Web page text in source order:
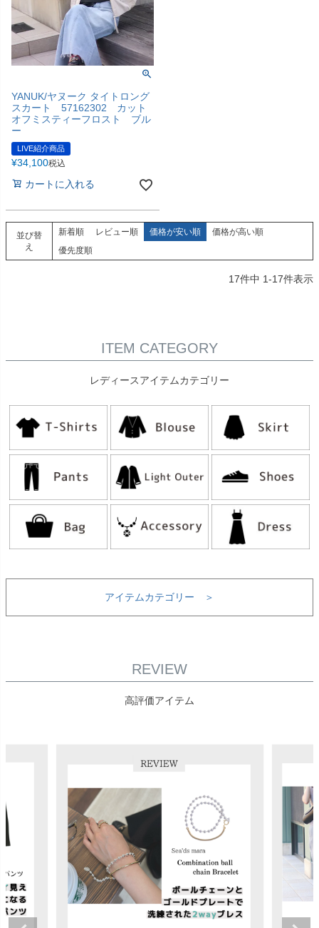
YANUK/ヤヌーク タイトロング
スカート 57162302 カット
オフミスティーフロスト ブル
ー
LIVE紹介商品
¥34,100税込
カートに入れる
並び替
え
新着順 レビュー順 価格が安い順
価格が高い順
優先度順
17件中 1-17件表示
ITEM CATEGORY
レディースアイテムカテゴリー
アイテムカテゴリー ＞
REVIEW
高評価アイテム